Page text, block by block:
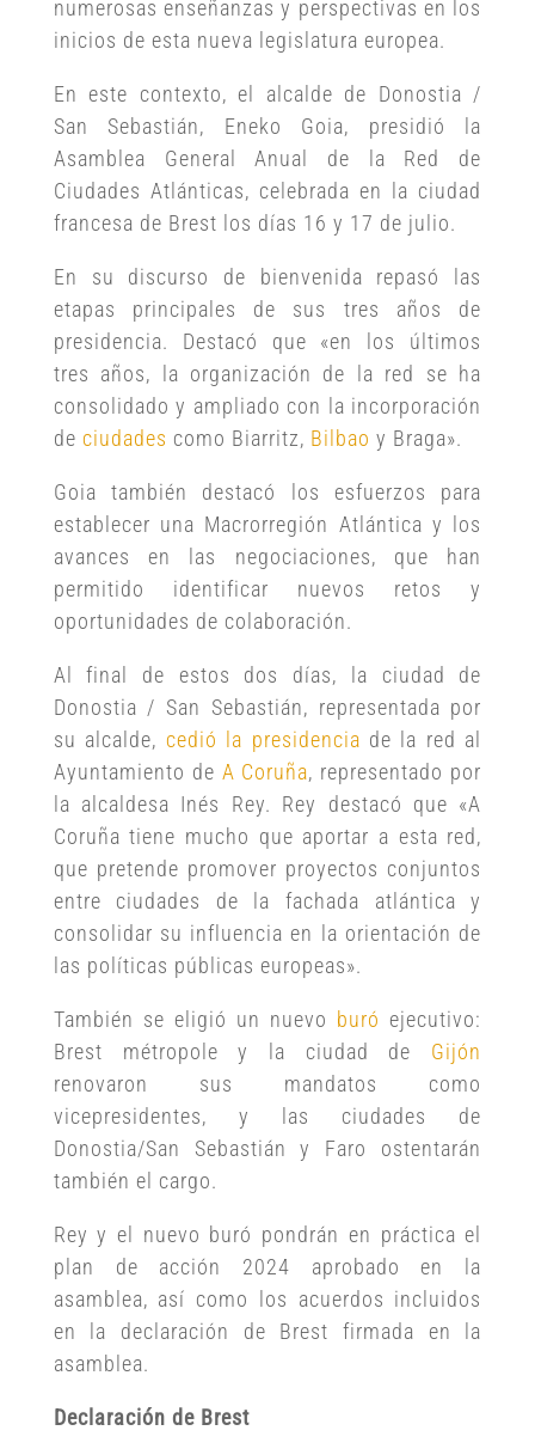
numerosas enseñanzas y perspectivas en los
inicios de esta nueva legislatura europea.
En este contexto, el alcalde de Donostia /
San Sebastián, Eneko Goia, presidió la
Asamblea General Anual de la Red de
Ciudades Atlánticas, celebrada en la ciudad
francesa de Brest los días 16 y 17 de julio.
En su discurso de bienvenida repasó las
etapas principales de sus tres años de
presidencia. Destacó que «en los últimos
tres años, la organización de la red se ha
consolidado y ampliado con la incorporación
de ciudades como Biarritz, Bilbao y Braga».
Goia también destacó los esfuerzos para
establecer una Macrorregión Atlántica y los
avances en las negociaciones, que han
permitido identificar nuevos retos y
oportunidades de colaboración.
Al final de estos dos días, la ciudad de
Donostia / San Sebastián, representada por
su alcalde, cedió la presidencia de la red al
Ayuntamiento de A Coruña, representado por
la alcaldesa Inés Rey. Rey destacó que «A
Coruña tiene mucho que aportar a esta red,
que pretende promover proyectos conjuntos
entre ciudades de la fachada atlántica y
consolidar su influencia en la orientación de
las políticas públicas europeas».
También se eligió un nuevo buró ejecutivo:
Brest métropole y la ciudad de Gijón
renovaron sus mandatos como
vicepresidentes, y las ciudades de
Donostia/San Sebastián y Faro ostentarán
también el cargo.
Rey y el nuevo buró pondrán en práctica el
plan de acción 2024 aprobado en la
asamblea, así como los acuerdos incluidos
en la declaración de Brest firmada en la
asamblea.
Declaración de Brest